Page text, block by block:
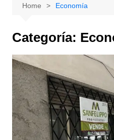
Home Economía
Categoría: